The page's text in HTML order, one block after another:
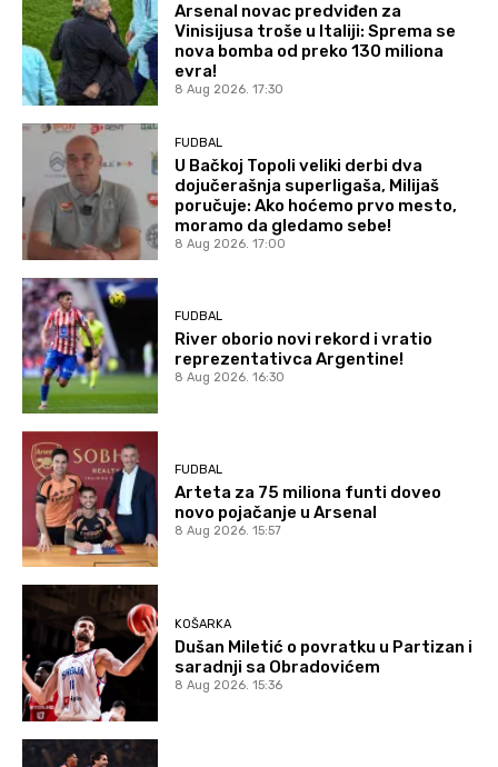
Arsenal novac predviđen za
Vinisijusa troše u Italiji: Sprema se
nova bomba od preko 130 miliona
evra!
8 Aug 2026. 17:30
FUDBAL
U Bačkoj Topoli veliki derbi dva
dojučerašnja superligaša, Milijaš
poručuje: Ako hoćemo prvo mesto,
moramo da gledamo sebe!
8 Aug 2026. 17:00
FUDBAL
River oborio novi rekord i vratio
reprezentativca Argentine!
8 Aug 2026. 16:30
FUDBAL
Arteta za 75 miliona funti doveo
novo pojačanje u Arsenal
8 Aug 2026. 15:57
KOŠARKA
Dušan Miletić o povratku u Partizan i
saradnji sa Obradovićem
8 Aug 2026. 15:36